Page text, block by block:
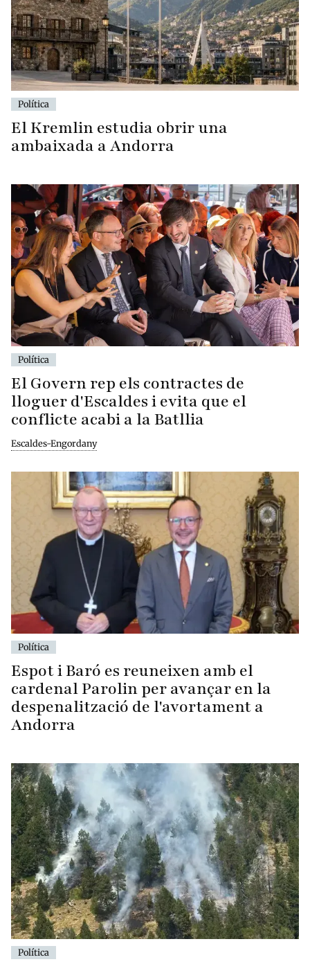
Política
El Kremlin estudia obrir una
ambaixada a Andorra
Política
El Govern rep els contractes de
lloguer d'Escaldes i evita que el
conflicte acabi a la Batllia
Escaldes-Engordany
Política
Espot i Baró es reuneixen amb el
cardenal Parolin per avançar en la
despenalització de l'avortament a
Andorra
Política